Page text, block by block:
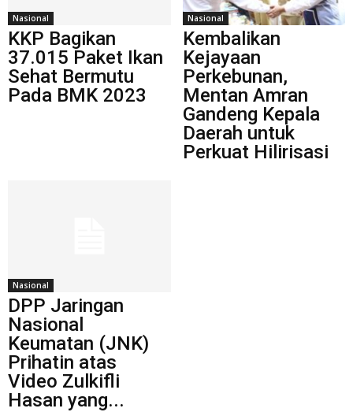
Nasional
KKP Bagikan
37.015 Paket Ikan
Sehat Bermutu
Pada BMK 2023
Nasional
Kembalikan
Kejayaan
Perkebunan,
Mentan Amran
Gandeng Kepala
Daerah untuk
Perkuat Hilirisasi
Nasional
DPP Jaringan
Nasional
Keumatan (JNK)
Prihatin atas
Video Zulkifli
Hasan yang...